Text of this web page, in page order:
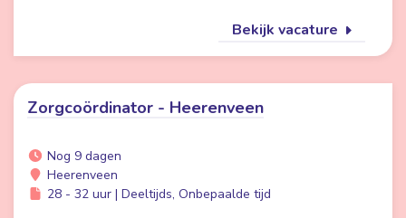
Bekijk vacature
Zorgcoördinator - Heerenveen
Nog 9 dagen
Heerenveen
28 - 32 uur | Deeltijds, Onbepaalde tijd